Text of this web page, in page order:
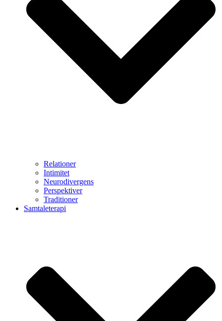
Relationer
Intimitet
Neurodivergens
Perspektiver
Traditioner
Samtaleterapi